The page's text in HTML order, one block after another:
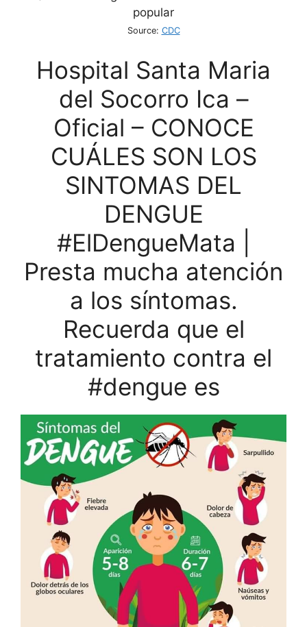
Source: CDC
Hospital Santa Maria
del Socorro Ica –
Oficial – CONOCE
CUÁLES SON LOS
SINTOMAS DEL
DENGUE
#ElDengueMata |
Presta mucha atención
a los síntomas.
Recuerda que el
tratamiento contra el
#dengue es